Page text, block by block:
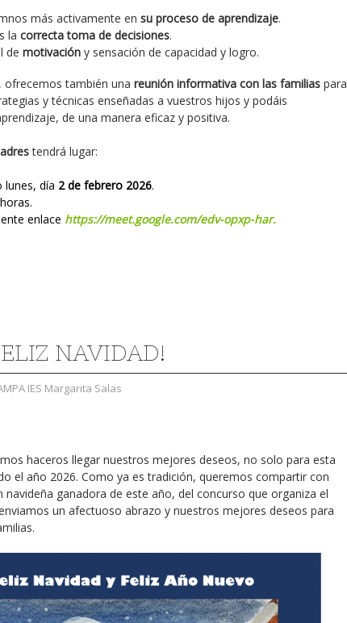
más activamente en su proceso de aprendizaje.
la correcta toma de decisiones.
de motivación y sensación de capacidad y logro.
ofrecemos también una reunión informativa con las familias para
y técnicas enseñadas a vuestros hijos y podáis
de una manera eficaz y positiva.
tendrá lugar:
lunes, día 2 de febrero 2026.
horas.
enlace https://meet.google.com/edv-opxp-har.
NAVIDAD!
IES Margarita Salas
haceros llegar nuestros mejores deseos, no solo para esta
el año 2026. Como ya es tradición, queremos compartir con
ganadora de este año, del concurso que organiza el
un afectuoso abrazo y nuestros mejores deseos para